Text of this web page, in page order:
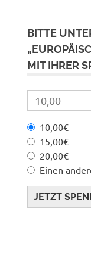
BITTE
MIT IHRER
10,00€
15,00€
20,00€
Einen
JETZT